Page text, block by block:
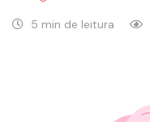
5 min de leitura